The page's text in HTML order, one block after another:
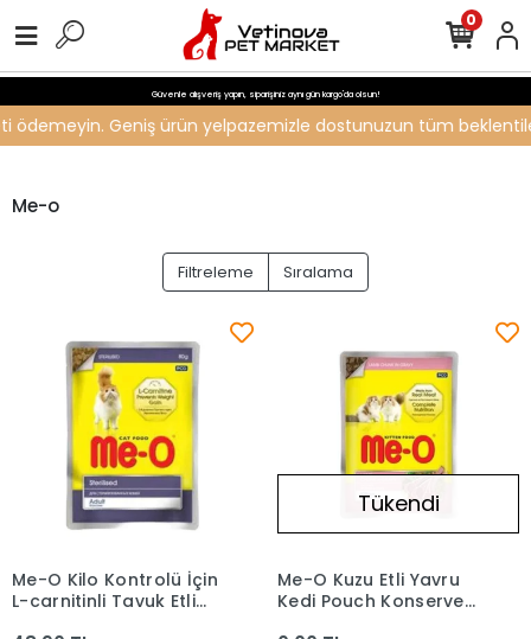
Güvenle alışveriş yapın, siparişiniz aynı gün kargo'da olsun!
ödemeyin. Geniş ürün yelpazemizle dostunuzun tüm
0
Me-o
Filtreleme Sıralama
Me-O Kilo Kontrolü İçin
L-carnitinli Tavuk Etli
Tükendi
Me-O Kuzu Etli Yavru
Kedi Pouch Konservesi